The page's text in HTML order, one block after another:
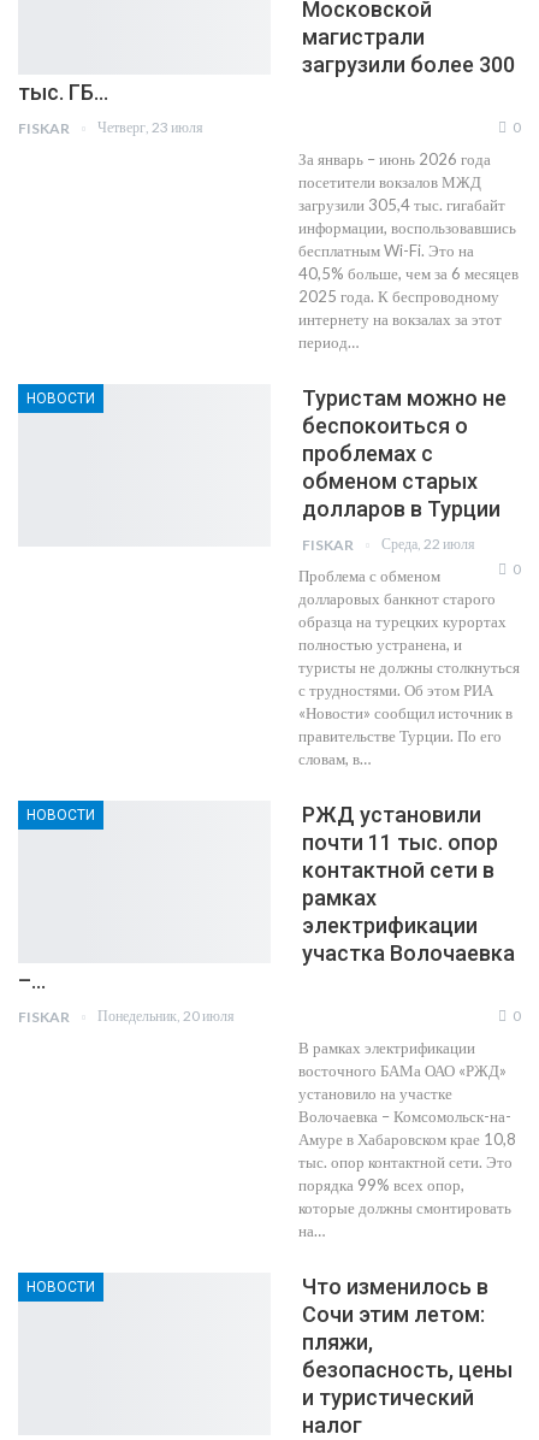
Московской
магистрали
загрузили более 300
тыс. ГБ…
FISKAR Четверг, 23 июля 0
За январь – июнь 2026 года
посетители вокзалов МЖД
загрузили 305,4 тыс. гигабайт
информации, воспользовавшись
бесплатным Wi-Fi. Это на
40,5% больше, чем за 6 месяцев
2025 года. К беспроводному
интернету на вокзалах за этот
период…
НОВОСТИ
Туристам можно не
беспокоиться о
проблемах с
обменом старых
долларов в Турции
FISKAR
Среда, 22 июля
0
Проблема с обменом
долларовых банкнот старого
образца на турецких курортах
полностью устранена, и
туристы не должны столкнуться
с трудностями. Об этом РИА
«Новости» сообщил источник в
правительстве Турции. По его
словам, в…
НОВОСТИ
РЖД установили
почти 11 тыс. опор
контактной сети в
рамках
электрификации
участка Волочаевка
–…
FISKAR Понедельник, 20 июля 0
В рамках электрификации
восточного БАМа ОАО «РЖД»
установило на участке
Волочаевка – Комсомольск-на-
Амуре в Хабаровском крае 10,8
тыс. опор контактной сети. Это
порядка 99% всех опор,
которые должны смонтировать
на…
НОВОСТИ
Что изменилось в
Сочи этим летом:
пляжи,
безопасность, цены
и туристический
налог